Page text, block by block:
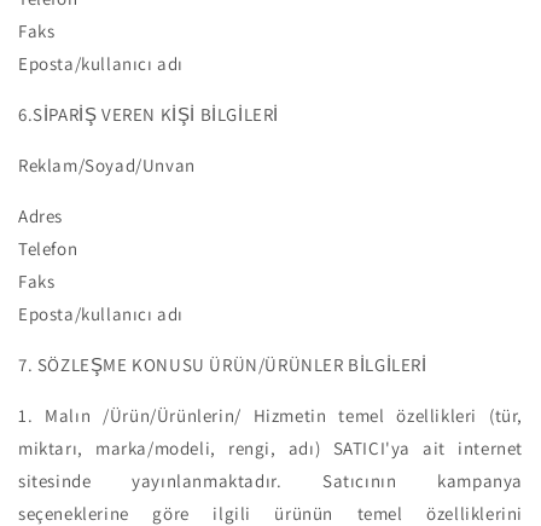
Faks
Eposta/kullanıcı adı
6.SİPARİŞ VEREN KİŞİ BİLGİLERİ
Reklam/Soyad/Unvan
Adres
Telefon
Faks
Eposta/kullanıcı adı
7. SÖZLEŞME KONUSU ÜRÜN/ÜRÜNLER BİLGİLERİ
1. Malın /Ürün/Ürünlerin/ Hizmetin temel özellikleri (tür,
miktarı, marka/modeli, rengi, adı) SATICI'ya ait internet
sitesinde yayınlanmaktadır. Satıcının kampanya
seçeneklerine göre ilgili ürünün temel özelliklerini